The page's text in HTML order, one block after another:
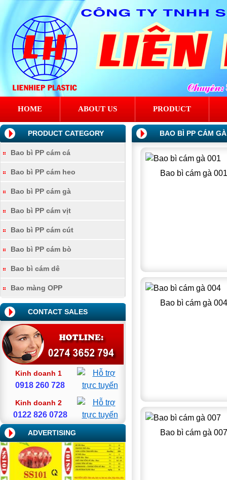
HOME ABOUT US PRODUCT
PRODUCT CATEGORY
Bao bì PP cám cá
Bao bì PP cám heo
Bao bì PP cám gà
Bao bì PP cám vịt
Bao bì PP cám cút
Bao bì PP cám bò
Bao bì cám dê
Bao màng OPP
CONTACT SALES
Kinh doanh 1
0918 260 728
Kinh doanh 2
0122 826 0728
ADVERTISING
BAO BÌ PP CÁM GÀ
Bao bì cám gà 001
Bao bì cám gà 004
Bao bì cám gà 007